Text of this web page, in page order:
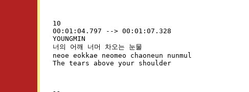
10
00:01:04.797 --> 00:01:07.328
YOUNGMIN
너의 어깨 너머 차오는 눈물
neoe eokkae neomeo chaoneun nunmul